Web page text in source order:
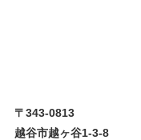
〒343-0813
越谷市越ヶ谷1-3-8